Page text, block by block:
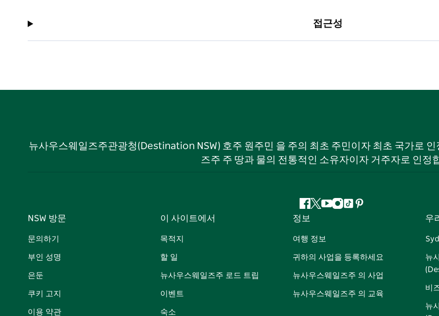
접근성
뉴사우스웨일즈주관광청(Destination NSW) 호주 원주민 을 주의 최초 주민이자 최초 국가로
즈주 주 땅과 물의 전통적인 소유자이자 거주자로 인정
페
이
지 유 인
램
틱
핀
트
NSW 방문
문의하기
부인 성명
은둔
쿠키 고지
이용 약관
이 사이트에서
목적지
할 일
뉴사우스웨일즈주 로드 트립
이벤트
숙소
정보
여행 정보
귀하의 사업을 등록하세요
뉴사우스웨일즈주 의 사업
뉴사우스웨일즈주 의 교육
우
뉴
비
뉴